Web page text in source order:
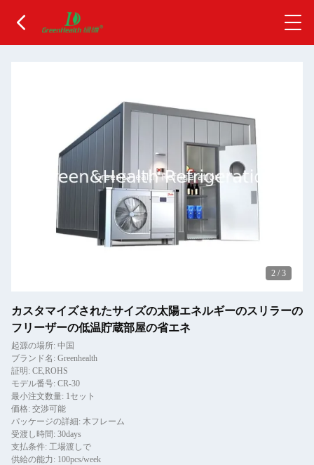
2 / 3
カスタマイズされたサイズの太陽エネルギーのスリラーの
フリーザーの低温貯蔵部屋の省エネ
起源の場所: 中国
ブランド名: Greenhealth
証明: CE,ROHS
モデル番号: CR-30
最小注文数量: 1セット
価格: 交渉可能
パッケージの詳細: 木フレーム
受渡し時間: 30days
支払条件: 工場渡しで
供給の能力: 100pcs/week